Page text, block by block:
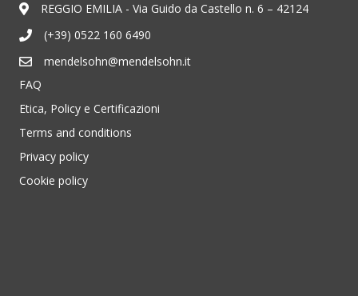
REGGIO EMILIA - Via Guido da Castello n. 6 – 42124
(+39) 0522 160 6490
mendelsohn@mendelsohn.it
FAQ
Etica, Policy e Certificazioni
Terms and conditions
Privacy policy
Cookie policy